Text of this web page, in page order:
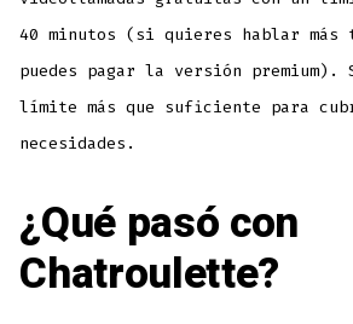
40 minutos (si quieres hablar más
puedes pagar la versión premium).
límite más que suficiente para
necesidades.
¿Qué pasó con
Chatroulette?